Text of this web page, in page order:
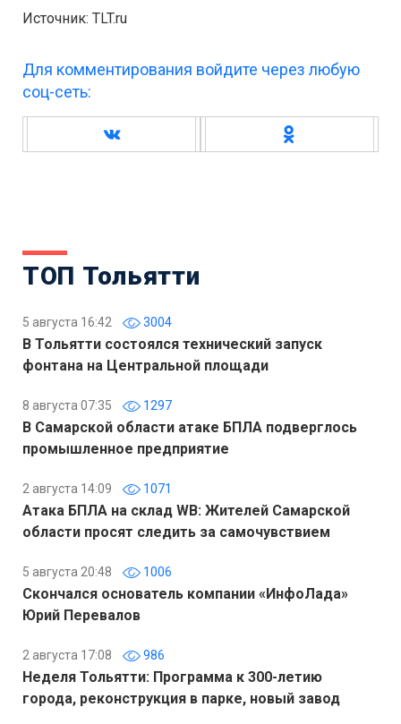
Источник: TLT.ru
Для комментирования войдите через любую
соц-сеть:
ТОП Тольятти
5 августа 16:42 3004
В Тольятти состоялся технический запуск
фонтана на Центральной площади
8 августа 07:35 1297
В Самарской области атаке БПЛА подверглось
промышленное предприятие
2 августа 14:09 1071
Атака БПЛА на склад WB: Жителей Самарской
области просят следить за самочувствием
5 августа 20:48 1006
Скончался основатель компании «ИнфоЛада»
Юрий Перевалов
2 августа 17:08 986
Неделя Тольятти: Программа к 300-летию
города, реконструкция в парке, новый завод